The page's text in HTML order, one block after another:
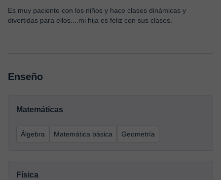
Es muy paciente con los niños y hace clases dinámicas y
divertidas para ellos....mi hija es feliz con sus clases.
Enseño
Matemáticas
Álgebra Matemática básica Geometría
Física